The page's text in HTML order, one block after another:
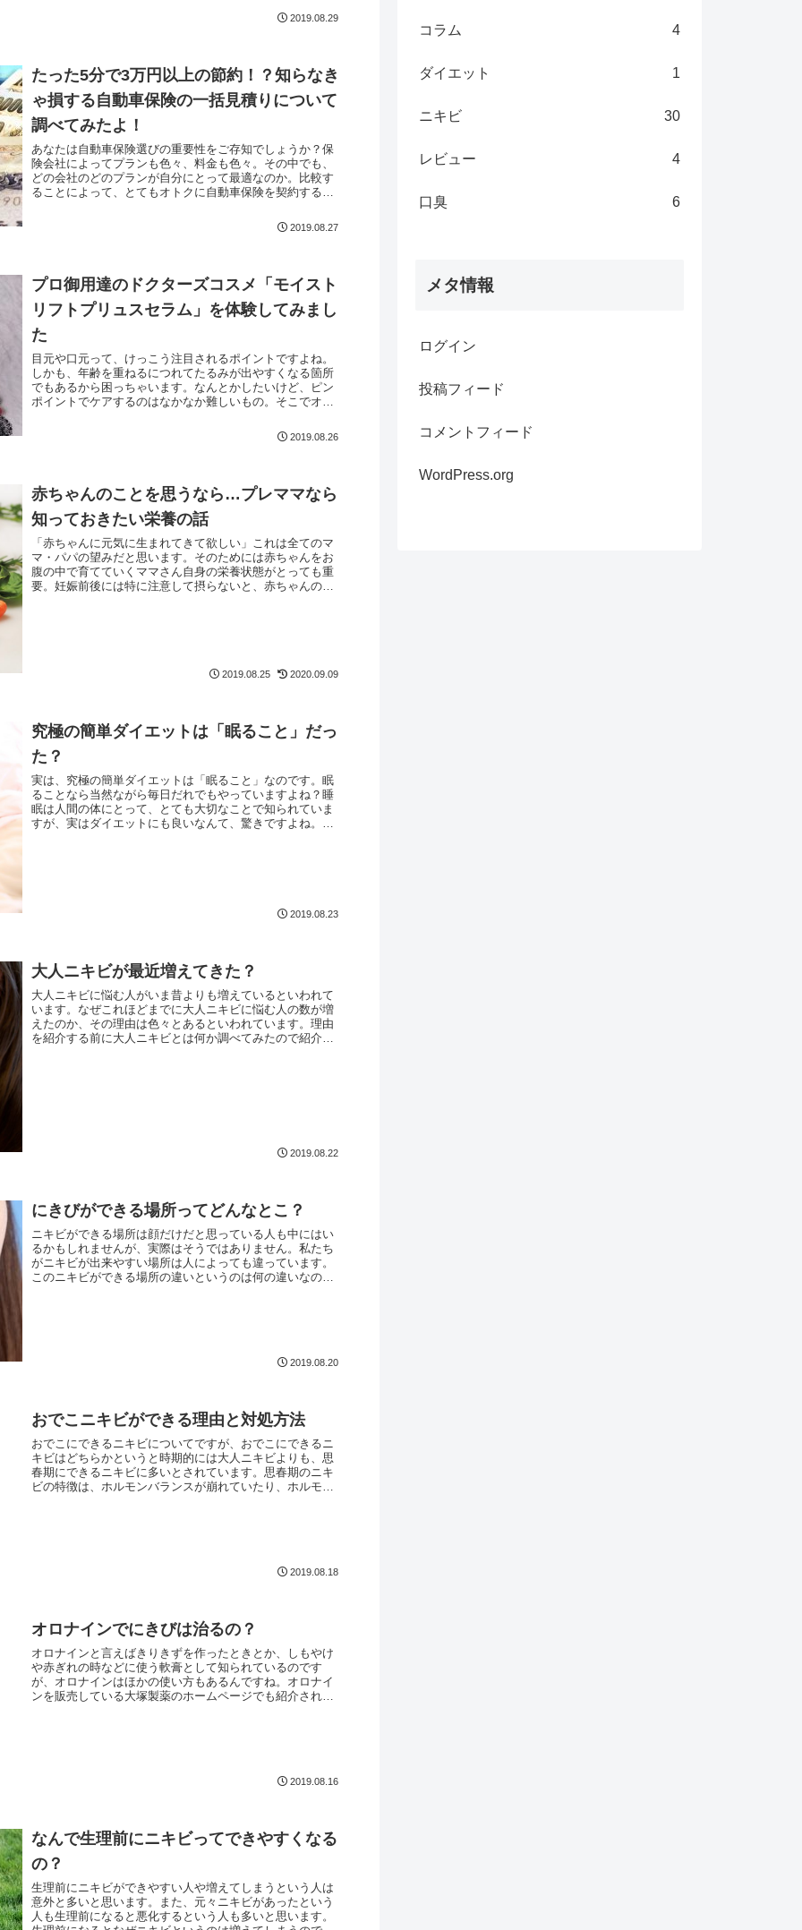
2019.08.29
たった5分で3万円以上の節約！？知らなき
ゃ損する自動車保険の一括見積りについて
調べてみたよ！
あなたは自動車保険選びの重要性をご存知でしょうか？保
険会社によってプランも色々、料金も色々。その中でも、
どの会社のどのプランが自分にとって最適なのか。比較す
ることによって、とてもオトクに自動車保険を契約するこ
2019.08.27
プロ御用達のドクターズコスメ「モイスト
リフトプリュスセラム」を体験してみまし
た
目元や口元って、けっこう注目されるポイントですよね。
しかも、年齢を重ねるにつれてたるみが出やすくなる箇所
でもあるから困っちゃいます。なんとかしたいけど、ピン
ポイントでケアするのはなかなか難しいもの。そこでオス
2019.08.26
赤ちゃんのことを思うなら…プレママなら
知っておきたい栄養の話
「赤ちゃんに元気に生まれてきて欲しい」これは全てのマ
マ・パパの望みだと思います。そのためには赤ちゃんをお
腹の中で育てていくママさん自身の栄養状態がとっても重
要。妊娠前後には特に注意して摂らないと、赤ちゃんの健
2019.08.25 2020.09.09
究極の簡単ダイエットは「眠ること」だっ
た？
実は、究極の簡単ダイエットは「眠ること」なのです。眠
ることなら当然ながら毎日だれでもやっていますよね？睡
眠は人間の体にとって、とても大切なことで知られていま
すが、実はダイエットにも良いなんて、驚きですよね。私
2019.08.23
大人ニキビが最近増えてきた？
大人ニキビに悩む人がいま昔よりも増えているといわれて
います。なぜこれほどまでに大人ニキビに悩む人の数が増
えたのか、その理由は色々とあるといわれています。理由
を紹介する前に大人ニキビとは何か調べてみたので紹介し
2019.08.22
にきびができる場所ってどんなとこ？
ニキビができる場所は顔だけだと思っている人も中にはい
るかもしれませんが、実際はそうではありません。私たち
がニキビが出来やすい場所は人によっても違っています。
このニキビができる場所の違いというのは何の違いなのか
2019.08.20
おでこニキビができる理由と対処方法
おでこにできるニキビについてですが、おでこにできるニ
キビはどちらかというと時期的には大人ニキビよりも、思
春期にできるニキビに多いとされています。思春期のニキ
ビの特徴は、ホルモンバランスが崩れていたり、ホルモン
2019.08.18
オロナインでにきびは治るの？
オロナインと言えばきりきずを作ったときとか、しもやけ
や赤ぎれの時などに使う軟膏として知られているのです
が、オロナインはほかの使い方もあるんですね。オロナイ
ンを販売している大塚製薬のホームページでも紹介されて
2019.08.16
なんで生理前にニキビってできやすくなる
の？
生理前にニキビができやすい人や増えてしまうという人は
意外と多いと思います。また、元々ニキビがあったという
人も生理前になると悪化するという人も多いと思います。
コラム 4
ダイエット 1
ニキビ 30
レビュー 4
口臭 6
メタ情報
ログイン
投稿フィード
コメントフィード
WordPress.org